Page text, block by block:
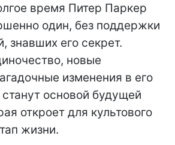
время Питер Паркер
один, без поддержки
знавших его секрет.
новые
изменения в его
основой будущей
откроет для культового
жизни.